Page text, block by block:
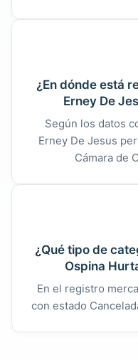
¿En dónde está
Erney De
Según los datos
Erney De Jesus
Cámara de
¿Qué tipo de
Ospina
En el registro
con estado